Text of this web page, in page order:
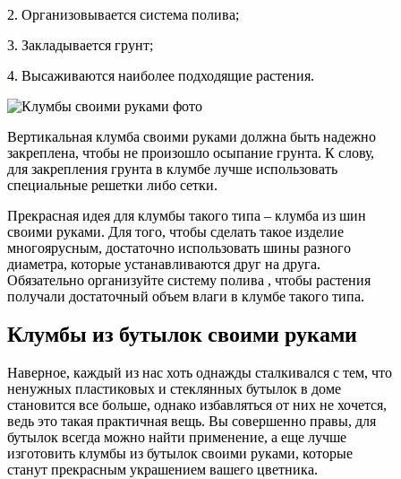
2. Организовывается система полива;
3. Закладывается грунт;
4. Высаживаются наиболее подходящие растения.
Вертикальная клумба своими руками должна быть надежно
закреплена, чтобы не произошло осыпание грунта. К слову,
для закрепления грунта в клумбе лучше использовать
специальные решетки либо сетки.
Прекрасная идея для клумбы такого типа – клумба из шин
своими руками. Для того, чтобы сделать такое изделие
многоярусным, достаточно использовать шины разного
диаметра, которые устанавливаются друг на друга.
Обязательно организуйте систему полива , чтобы растения
получали достаточный объем влаги в клумбе такого типа.
Клумбы из бутылок своими руками
Наверное, каждый из нас хоть однажды сталкивался с тем, что
ненужных пластиковых и стеклянных бутылок в доме
становится все больше, однако избавляться от них не хочется,
ведь это такая практичная вещь. Вы совершенно правы, для
бутылок всегда можно найти применение, а еще лучше
изготовить клумбы из бутылок своими руками, которые
станут прекрасным украшением вашего цветника.